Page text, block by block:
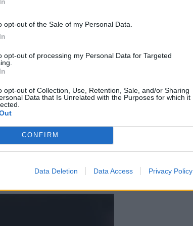
opt-out of the Sale of my Personal Data.
opt-out of processing my Personal Data for Targeted
opt-out of Collection, Use, Retention, Sale, and/or Sharing
Data that Is Unrelated with the Purposes for which it
CONFIRM
Data Deletion Data Access Privacy Policy
του Σέιμορ Κρελμπόιντ στο
αδέξιο νεαρό υπάλληλο σε ένα
το παράξενο φυτό που
οδηγώντας τον στο να
ζωντανό. Η ατάκα «Feed me,
αναφέρει σε συνέδριο
ταινία «ήρθαν και έδεσαν